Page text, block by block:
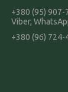
+380 (95) 907-
Viber,
+380 (96) 724-